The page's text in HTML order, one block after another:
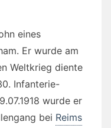
eines
Er wurde am
Weltkrieg diente
Infanterie-
wurde er
bei Reims